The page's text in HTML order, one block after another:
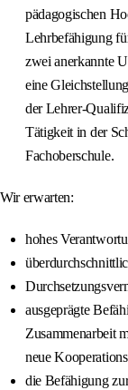
pädagogischen
Lehrbefähigung
zwei anerkannte
eine
der Lehrer-
Tätigkeit in der
Fachoberschule.
Wir erwarten:
hohes
ausgeprägte
Zusammenarbeit
neue
die Befähigung